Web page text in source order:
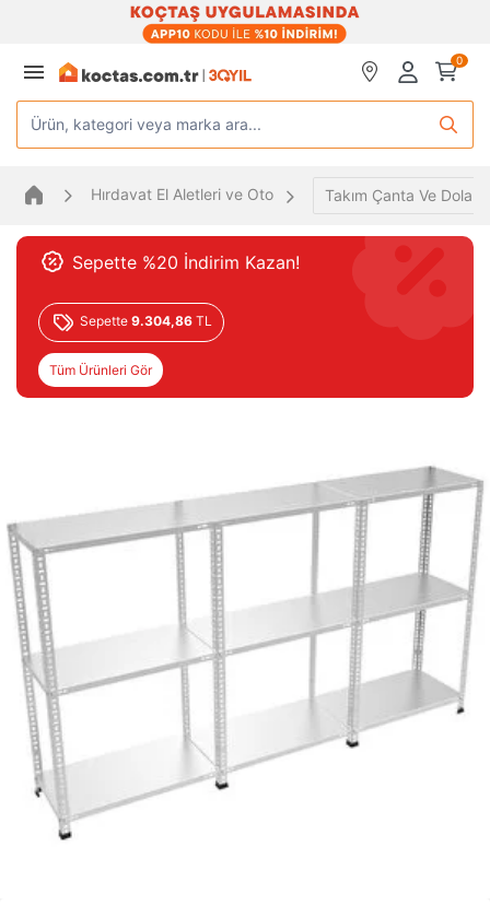
0
Ürün, kategori veya marka ara...
Hırdavat El Aletleri ve Oto Takım Çanta Ve
Sepette %20 İndirim Kazan!
Sepette 9.304,86 TL
Tüm Ürünleri Gör